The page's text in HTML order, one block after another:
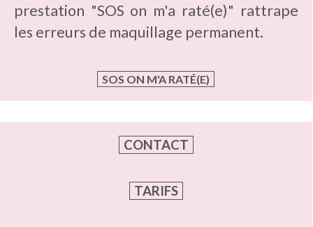
prestation "SOS on m'a raté(e)" rattrape
les erreurs de maquillage permanent.
SOS ON M'A RATÉ(E)
CONTACT
TARIFS